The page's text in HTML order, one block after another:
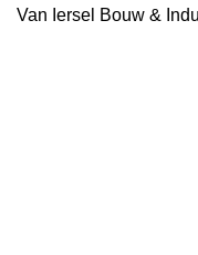
Van Iersel Bouw &